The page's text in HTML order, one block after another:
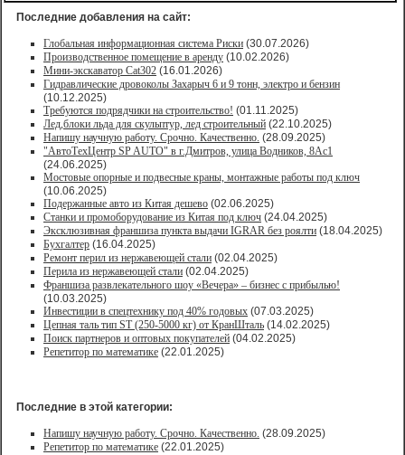
Последние добавления на сайт:
Глобальная информационная система Риски (30.07.2026)
Производственное помещение в аренду (10.02.2026)
Мини-экскаватор Cat302 (16.01.2026)
Гидравлические дровоколы Захарыч 6 и 9 тонн, электро и бензин
(10.12.2025)
Требуются подрядчики на строительство! (01.11.2025)
Лед,блоки льда для скульптур, лед строительный (22.10.2025)
Напишу научную работу. Срочно. Качественно. (28.09.2025)
"АвтоТехЦентр SP AUTO" в г.Дмитров, улица Водников, 8Ас1
(24.06.2025)
Мостовые опорные и подвесные краны, монтажные работы под ключ
(10.06.2025)
Подержанные авто из Китая дешево (02.06.2025)
Станки и промоборудование из Китая под ключ (24.04.2025)
Эксклюзивная франшиза пункта выдачи IGRAR без роялти (18.04.2025)
Бухгалтер (16.04.2025)
Ремонт перил из нержавеющей стали (02.04.2025)
Перила из нержавеющей стали (02.04.2025)
Франшиза развлекательного шоу «Вечера» – бизнес с прибылью!
(10.03.2025)
Инвестиции в спецтехнику под 40% годовых (07.03.2025)
Цепная таль тип ST (250-5000 кг) от КранШталь (14.02.2025)
Поиск партнеров и оптовых покупателей (04.02.2025)
Репетитор по математике (22.01.2025)
Последние в этой категории:
Напишу научную работу. Срочно. Качественно. (28.09.2025)
Репетитор по математике (22.01.2025)